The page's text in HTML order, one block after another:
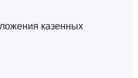
казенных